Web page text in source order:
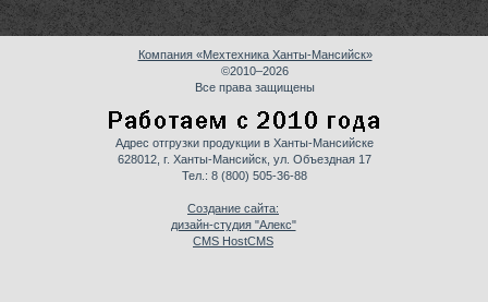
Компания «Мехтехника Ханты-Мансийск»
©2010–2026
Все права защищены
Адрес отгрузки продукции в Ханты-Мансийске
628012, г. Ханты-Мансийск, ул. Объездная 17
Тел.: 8 (800) 505-36-88
Создание сайта:
дизайн-студия "Алекс"
CMS HostCMS